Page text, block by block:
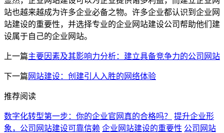
站也越来越成为许多企业必备之物。许多企业都认识到企业网
站建设的重要性，并选择专业的企业网站建设公司帮助他们建
设属于自己的企业网站。
上一篇主要因素及其影响力分析：建立具备竞争力的公司网站
下一篇 网站建设：创建引人入胜的网络体验
推荐阅读
数字化转型第一步：你的企业官网真的合格吗？
提升企业形
象，公司网站建设可靠信赖 企业网站建设的重要性 公司网站